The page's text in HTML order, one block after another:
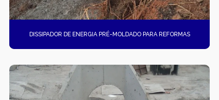
DISSIPADOR DE ENERGIA PRÉ-MOLDADO PARA REFORMAS